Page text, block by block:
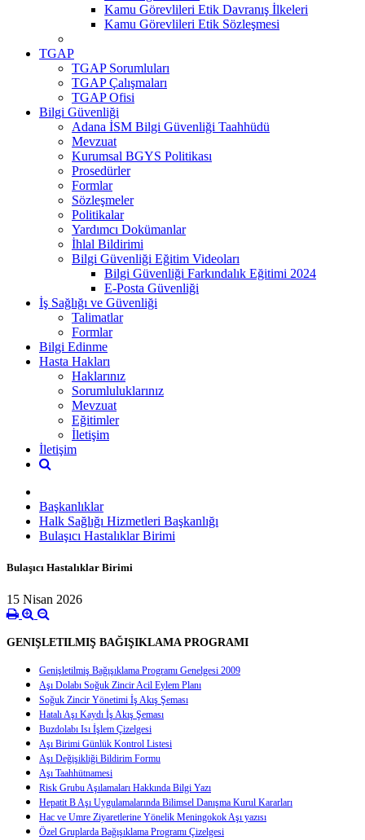
Kamu Görevlileri Etik Davranış İlkeleri
Kamu Görevlileri Etik Sözleşmesi
TGAP
TGAP Sorumluları
TGAP Çalışmaları
TGAP Ofisi
Bilgi Güvenliği
Adana İSM Bilgi Güvenliği Taahhüdü
Mevzuat
Kurumsal BGYS Politikası
Prosedürler
Formlar
Sözleşmeler
Politikalar
Yardımcı Dokümanlar
İhlal Bildirimi
Bilgi Güvenliği Eğitim Videoları
Bilgi Güvenliği Farkındalık Eğitimi 2024
E-Posta Güvenliği
İş Sağlığı ve Güvenliği
Talimatlar
Formlar
Bilgi Edinme
Hasta Hakları
Haklarınız
Sorumluluklarınız
Mevzuat
Eğitimler
İletişim
İletişim
Başkanlıklar
Halk Sağlığı Hizmetleri Başkanlığı
Bulaşıcı Hastalıklar Birimi
Bulaşıcı Hastalıklar Birimi
15 Nisan 2026
GENIŞLETILMIŞ BAĞIŞIKLAMA PROGRAMI
Genişletilmiş Bağışıklama Programı Genelgesi 2009
Aşı Dolabı Soğuk Zincir Acil Eylem Planı
Soğuk Zincir Yönetimi İş Akış Şeması
Hatalı Aşı Kaydı İş Akış Şeması
Buzdolabı Isı İşlem Çizelgesi
Aşı Birimi Günlük Kontrol Listesi
Aşı Değişikliği Bildirim Formu
Aşı Taahhütnamesi
Risk Grubu Aşılamaları Hakkında Bilgi Yazı
Hepatit B Aşı Uygulamalarında Bilimsel Danışma Kurul Kararları
Hac ve Umre Ziyaretlerine Yönelik Meningokok Aşı yazısı
Özel Gruplarda Bağışıklama Programı Çizelgesi